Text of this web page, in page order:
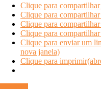
Clique para
Clique para
Clique para
Clique para
Clique para enviar um
nova janela)
Clique para